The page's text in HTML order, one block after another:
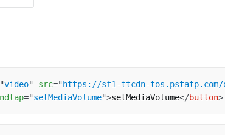
"video" src="https://sf1-ttcdn-
="setMediaVolume">setMediaVolume</button>